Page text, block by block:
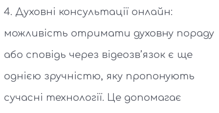
4. Духовні консультації онлайн:
можливість отримати духовну пораду
або сповідь через відеозв’язок є ще
однією зручністю, яку пропонують
сучасні технології. Це допомагає